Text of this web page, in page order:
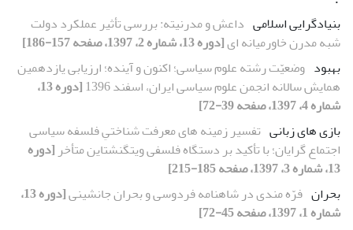
بنیادگرایی اسلامی داعش و مدرنیته: بررسی تأثیر عملکرد دولت
شبه مدرن خاورمیانه ای[دوره 13، شماره 2، 1397، صفحه 157-186]
بهبود وضعیّت رشته علوم سیاسی؛ اکنون و آینده؛ ارزیابی یازدهمین
همایش سالانه انجمن علوم سیاسی ایران، اسفند 1396
[دوره 13،
شماره 4، 1397، صفحه 39-72]
بازی های زبانی تفسیر زمینه های معرفت شناختیِ فلسفه سیاسی
اجتماع گرایان؛ با تأکید بر دستگاه فلسفی ویتگنشتاین متأخر [دوره
13، شماره 3، 1397، صفحه 185-215]
بحران فرّه مندی در شاهنامه فردوسی و بحران جانشینی
[دوره 13،
شماره 1، 1397، صفحه 45-72]